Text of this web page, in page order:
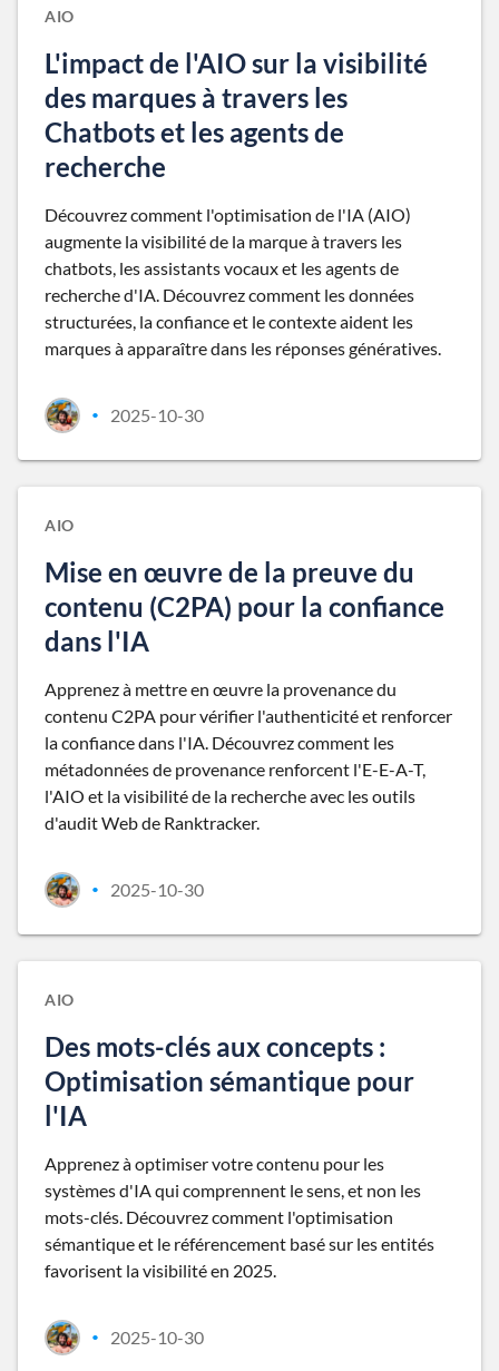
AIO
L'impact de l'AIO sur la visibilité
des marques à travers les
Chatbots et les agents de
recherche
Découvrez comment l'optimisation de l'IA (AIO)
augmente la visibilité de la marque à travers les
chatbots, les assistants vocaux et les agents de
recherche d'IA. Découvrez comment les données
structurées, la confiance et le contexte aident les
marques à apparaître dans les réponses génératives.
• 2025-10-30
AIO
Mise en œuvre de la preuve du
contenu (C2PA) pour la confiance
dans l'IA
Apprenez à mettre en œuvre la provenance du
contenu C2PA pour vérifier l'authenticité et renforcer
la confiance dans l'IA. Découvrez comment les
métadonnées de provenance renforcent l'E-E-A-T,
l'AIO et la visibilité de la recherche avec les outils
d'audit Web de Ranktracker.
• 2025-10-30
AIO
Des mots-clés aux concepts :
Optimisation sémantique pour
l'IA
Apprenez à optimiser votre contenu pour les
systèmes d'IA qui comprennent le sens, et non les
mots-clés. Découvrez comment l'optimisation
sémantique et le référencement basé sur les entités
favorisent la visibilité en 2025.
• 2025-10-30